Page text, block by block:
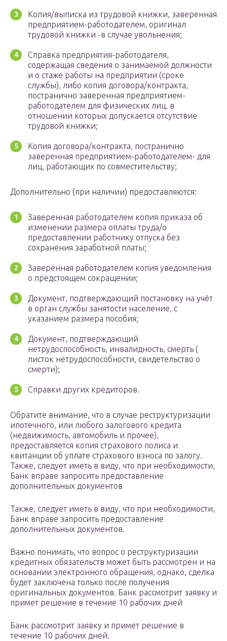
Копия/выписка из трудовой книжки, заверенная
предприятием-работодателем, оригинал
трудовой книжки -в случае увольнения;
Справка предприятия-работодателя,
содержащая сведения о занимаемой должности
и о стаже работы на предприятии (сроке
службы), либо копия договора/контракта,
постранично заверенная предприятием-
работодателем для физических лиц, в
отношении которых допускается отсутствие
трудовой книжки;
Копия договора/контракта, постранично
заверенная предприятием-работодателем- для
лиц, работающих по совместительству;
Дополнительно (при наличии) предоставляются:
Заверенная работодателем копия приказа об
изменении размера оплаты труда/о
предоставлении работнику отпуска без
сохранения заработной платы;
Заверенная работодателем копия уведомления
о предстоящем сокращении;
Документ, подтверждающий постановку на учёт
в орган службы занятости население, с
указанием размера пособия;
Документ, подтверждающий
нетрудоспособность, инвалидность, смерть (
листок нетрудоспособности, свидетельство о
смерти);
Справки других кредиторов.
Обратите внимание, что в случае реструктуризации
ипотечного, или любого залогового кредита
(недвижимость, автомобиль и прочее),
предоставляется копия страхового полиса и
квитанции об уплате страхового взноса по залогу.
Также, следует иметь в виду, что при необходимости,
Банк вправе запросить предоставление
дополнительных документов
Также, следует иметь в виду, что при необходимости,
Банк вправе запросить предоставление
дополнительных документов.
Важно понимать, что вопрос о реструктуризации
кредитных обязательств может быть рассмотрен и на
основании электронного обращения, однако, сделка
будет заключена только после получения
оригинальных документов. Банк рассмотрит заявку и
примет решение в течение 10 рабочих дней
Банк рассмотрит заявку и примет решение в
течение 10 рабочих дней.